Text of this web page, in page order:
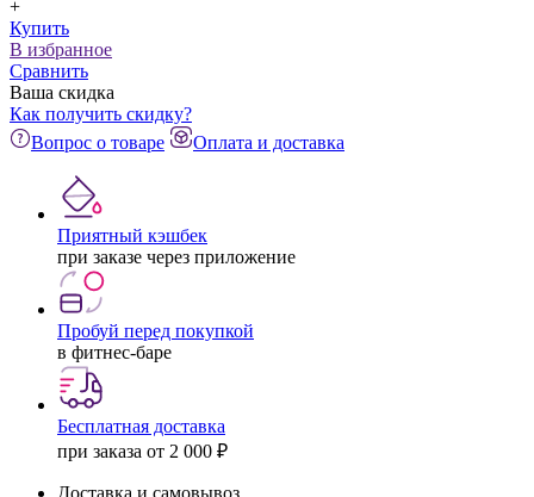
+
Купить
В избранное
Сравнить
Ваша скидка
Как получить скидку?
Вопрос о товаре
Оплата и доставка
Приятный кэшбек
при заказе через приложение
Пробуй перед покупкой
в фитнес-баре
Бесплатная доставка
при заказа от 2 000 ₽
Доставка и самовывоз